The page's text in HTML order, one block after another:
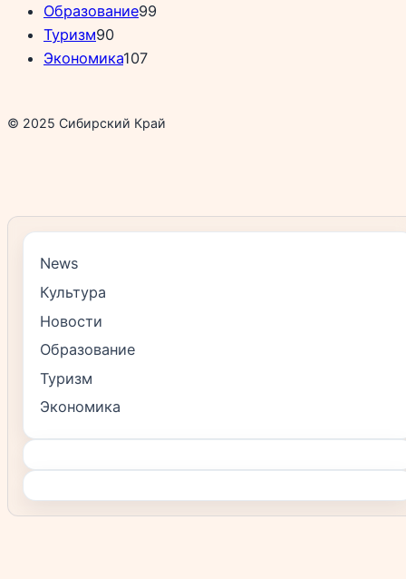
Образование99
Туризм90
Экономика107
© 2025 Сибирский Край
News
Культура
Новости
Образование
Туризм
Экономика